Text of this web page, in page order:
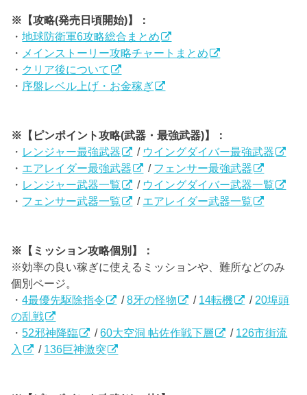
※【攻略(発売日頃開始)】：
・地球防衛軍6攻略総合まとめ
・ メインストーリー攻略チャートまとめ
・ クリア後について
・ 序盤レベル上げ・お金稼ぎ
※【ピンポイント攻略(武器・最強武器)】：
・ レンジャー最強武器 / ウイングダイバー最強武器
・ エアレイダー最強武器 / フェンサー最強武器
・ レンジャー武器一覧 / ウイングダイバー武器一覧
・ フェンサー武器一覧 / エアレイダー武器一覧
※【ミッション攻略個別】：
※効率の良い稼ぎに使えるミッションや、難所などのみ
個別ページ。
・4最優先駆除指令 /8牙の怪物 / 14転機 / 20埠頭
の乱戦
・52邪神降臨 /60大空洞 帖佐作戦下層 / 126市街流
入
/ 136巨神激突